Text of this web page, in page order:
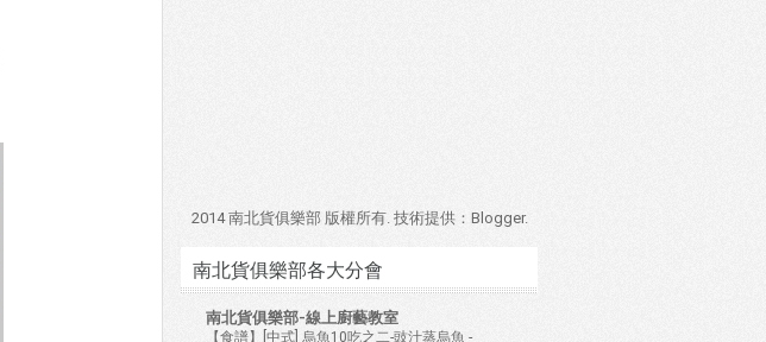
2014 南北貨俱樂部 版權所有. 技術提供： Blogger.
南北貨俱樂部各大分會
南北貨俱樂部-線上廚藝教室
【食譜】[中式] 烏魚10吃之二-豉汁蒸烏魚 -